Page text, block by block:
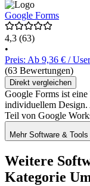
Google Forms
4,3 (63)
•
Preis: Ab 9,36 € /
(63 Bewertungen)
Direkt vergleichen
Google Forms ist
individuellem Design.
Teil von Google
Mehr Software & Tools
Weitere
Kategorie